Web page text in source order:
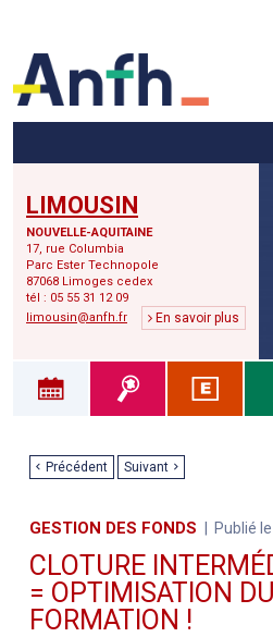
LIMOUSIN
NOUVELLE-AQUITAINE
17, rue Columbia
Parc Ester Technopole
87068 Limoges cedex
tél : 05 55 31 12 09
limousin@anfh.fr
En savoir plus
Précédent Suivant
GESTION DES FONDS Publié
CLOTURE
= OPTIMISATION
FORMATION !